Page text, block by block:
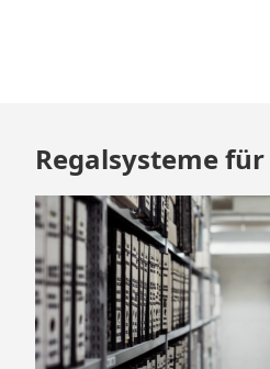
Zum
Footer
springen
Regalsysteme